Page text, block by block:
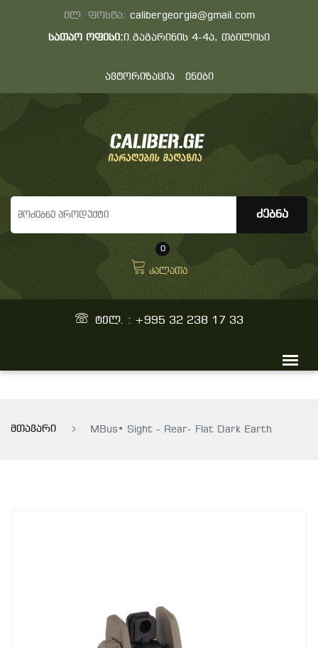
ელ. ფოსტა: calibergeorgia@gmail.com
სათაო ოფისი:ი.გაგარინის 4-4ა, თბილისი
ავტორიზაცია ენები
0
კალათა
ტელ. : +995 32 238 17 33
მთავარი MBus• Sight - Rear- Flat Dark Earth